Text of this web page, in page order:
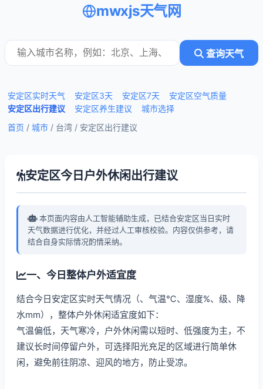
mwxjs天气网
查询天气
安定区实时天气 安定区3天 安定区7天
安定区空气质量
安定区出行建议
安定区养生建议
城市选择
首页 / 城市 / 台湾 / 安定区出行建议
安定区今日户外休闲出行建议
本页面内容由人工智能辅助生成，已结合安定区当日实时
天气数据进行优化，并经过人工审核校验。内容仅供参考，请
结合自身实际情况酌情采纳。
一、今日整体户外适宜度
结合今日安定区实时天气情况（、气温℃、湿度%、级、降
水mm），整体户外休闲适宜度如下：
气温偏低，天气寒冷，户外休闲需以短时、低强度为主，不
建议长时间停留户外，可选择阳光充足的区域进行简单休
闲，避免前往阴凉、迎风的地方，防止受凉。